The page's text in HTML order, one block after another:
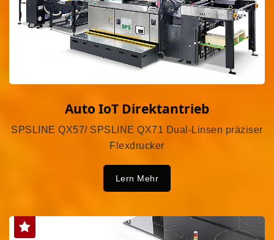
Auto IoT Direktantrieb
SPSLINE QX57/ SPSLINE QX71 Dual-Linsen präziser
Flexdrucker
Lern Mehr